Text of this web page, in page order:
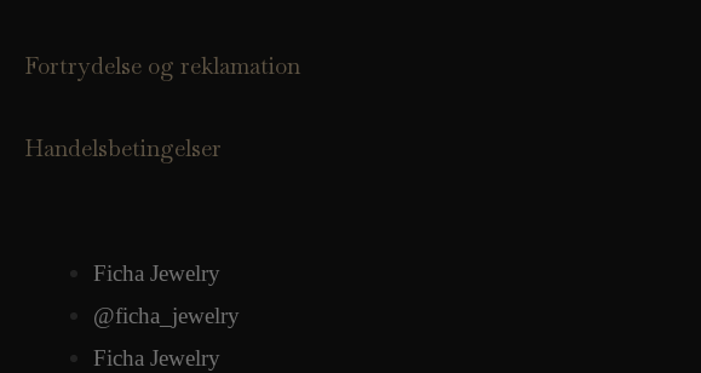
Fortrydelse og reklamation
Handelsbetingelser
Ficha Jewelry
@ficha_jewelry
Ficha Jewelry